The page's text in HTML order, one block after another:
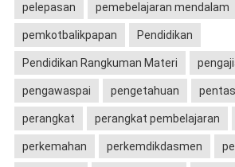
pelepasan pemebelajaran mendalam
pemkotbalikpapan Pendidikan
Pendidikan Rangkuman Materi
pengawaspai pengetahuan
perangkat perangkat pembelajaran
perkemahan perkemdikdasmen